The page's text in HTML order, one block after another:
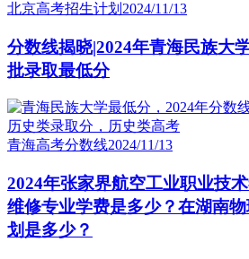
北京高考招生计划 2024/11/13
分数线揭晓|2024年青海民族大
批录取最低分
青海高考分数线2024/11/13
2024年张家界航空工业职业技
维修专业学费是多少？在湖南
划是多少？